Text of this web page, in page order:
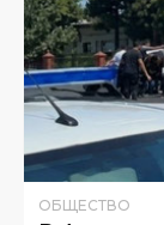
ОБЩЕСТВО